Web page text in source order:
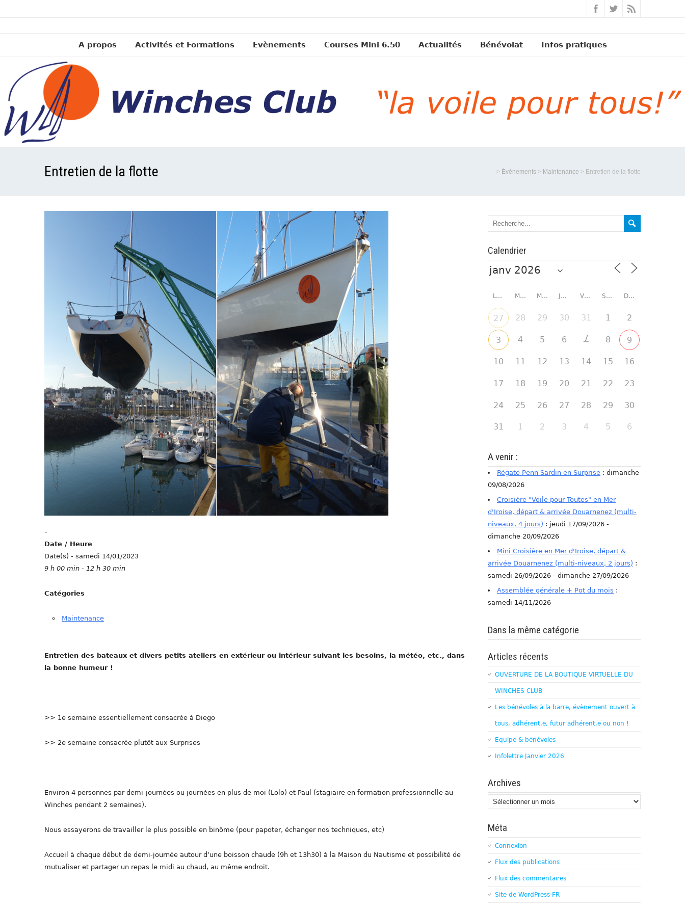
A propos Activités et Formations Evènements Courses Mini 6.50 Actualités Bénévolat Infos pratiques
Entretien de la flotte > Évènements > Maintenance > Entretien de la flotte
-
Date / Heure
Date(s) - samedi 14/01/2023
9 h 00 min - 12 h 30 min
Catégories
Maintenance
Entretien des bateaux et divers petits ateliers en extérieur ou intérieur suivant les besoins, la météo, etc., dans
la bonne humeur !
>> 1e semaine essentiellement consacrée à Diego
>> 2e semaine consacrée plutôt aux Surprises
Environ 4 personnes par demi-journées ou journées en plus de moi (Lolo) et Paul (stagiaire en formation professionnelle au
Winches pendant 2 semaines).
Nous essayerons de travailler le plus possible en binôme (pour papoter, échanger nos techniques, etc)
Accueil à chaque début de demi-journée autour d’une boisson chaude (9h et 13h30) à la Maison du Nautisme et possibilité de
mutualiser et partager un repas le midi au chaud, au même endroit.
Calendrier
LUNDI MARDI MERCREDI JEUDI VENDREDI SAMEDI DIMANCHE
27 28 29 30 31 1 2
3 4 5 6 7 8 9
10 11 12 13 14 15 16
17 18 19 20 21 22 23
24 25 26 27 28 29 30
31 1 2 3 4 5 6
A venir :
Régate Penn Sardin en Surprise : dimanche
09/08/2026
Croisière "Voile pour Toutes" en Mer
d'Iroise, départ & arrivée Douarnenez (multi-
niveaux, 4 jours) : jeudi 17/09/2026 -
dimanche 20/09/2026
Mini Croisière en Mer d'Iroise, départ &
arrivée Douarnenez (multi-niveaux, 2 jours) :
samedi 26/09/2026 - dimanche 27/09/2026
Assemblée générale + Pot du mois :
samedi 14/11/2026
Dans la même catégorie
Articles récents
OUVERTURE DE LA BOUTIQUE VIRTUELLE DU
WINCHES CLUB
Les bénévoles à la barre, évènement ouvert à
tous, adhérent.e, futur adhérent.e ou non !
Equipe & bénévoles
Infolettre Janvier 2026
Archives
Archives
Méta
Connexion
Flux des publications
Flux des commentaires
Site de WordPress-FR